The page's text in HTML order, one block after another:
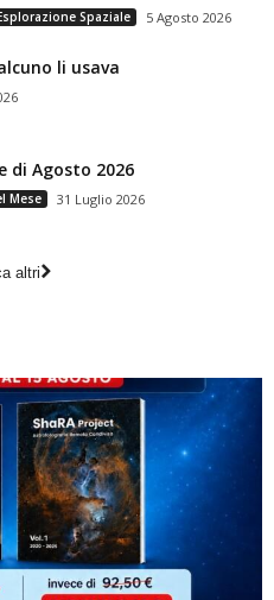
Spaziale 5 Agosto 2026
li usava
di Agosto 2026
Mese 31 Luglio 2026
altri